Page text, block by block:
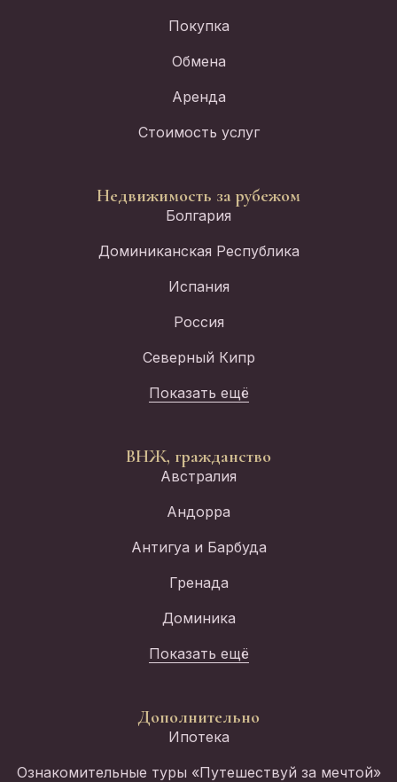
Покупка
Обмена
Аренда
Стоимость услуг
Недвижимость за рубежом
Болгария
Доминиканская Республика
Испания
Россия
Северный Кипр
Показать ещё
ВНЖ, гражданство
Австралия
Андорра
Антигуа и Барбуда
Гренада
Доминика
Показать ещё
Дополнительно
Ипотека
Ознакомительные туры «Путешествуй за мечтой»